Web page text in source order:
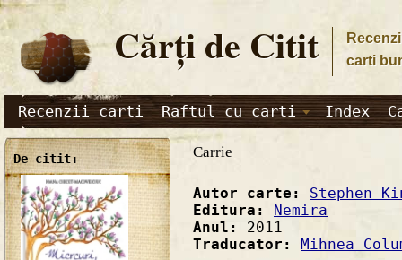
Cărţi de Citit
carti
Recenzii carti Raftul cu carti Index
De citit: Carrie
Autor carte: Stephen
Editura: Nemira
Anul: 2011
Traducator: Mihnea